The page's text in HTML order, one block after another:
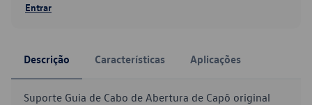
Entrar
Descrição Características Aplicações
Suporte Guia de Cabo de Abertura de Capô original